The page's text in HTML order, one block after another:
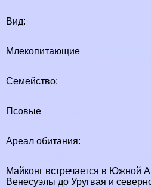
Вид:
Млекопитающие
Семейство:
Псовые
Ареал обитания:
Майконг встречается в Южной
Венесуэлы до Уругвая и